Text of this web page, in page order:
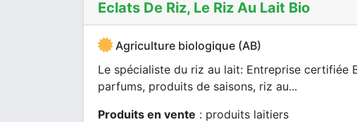
Eclats De Riz, Le Riz Au Lait Bio
Agriculture biologique (AB)
Le spécialiste du riz au lait: Entreprise certifiée
parfums, produits de saisons, riz au...
Produits en vente : produits laitiers